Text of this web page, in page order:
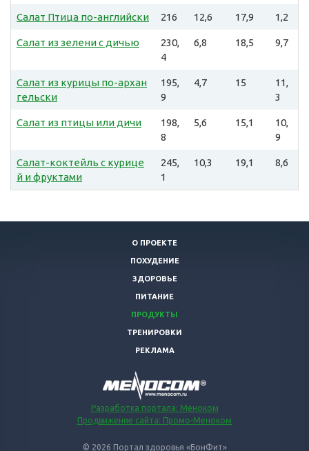
Салат Птица по-английски 216 12,6 17,9 1,2
Салат из зелени с дичью
230,
4
6,8 18,5 9,7
Салат из курицы по-архан
гельски
195,
9
4,7 15
11,
3
Салат из птицы или дичи
198,
8
5,6 15,1
10,
9
Салат-коктейль с курице
й и фруктами
245,
1
10,3 19,1 8,6
О ПРОЕКТЕ
ПОХУДЕНИЕ
ЗДОРОВЬЕ
ПИТАНИЕ
ПРОДУКТЫ
ТРЕНИРОВКИ
РЕКЛАМА
Разработка портала: Меноком
Продвижение сайта: Промо-Меноком
© 2026 Портал здоровья «БонФит»